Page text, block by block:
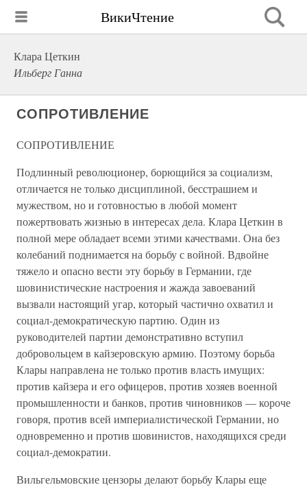
ВикиЧтение
Клара Цеткин
Ильберг Ганна
СОПРОТИВЛЕНИЕ
СОПРОТИВЛЕНИЕ
Подлинный революционер, борющийся за социализм,
отличается не только дисциплиной, бесстрашием и
мужеством, но и готовностью в любой момент
пожертвовать жизнью в интересах дела. Клара Цеткин в
полной мере обладает всеми этими качествами. Она без
колебаний поднимается на борьбу с войной. Вдвойне
тяжело и опасно вести эту борьбу в Германии, где
шовинистические настроения и жажда завоеваний
вызвали настоящий угар, который частично охватил и
социал-демократическую партию. Один из
руководителей партии демонстративно вступил
добровольцем в кайзеровскую армию. Поэтому борьба
Клары направлена не только против власть имущих:
против кайзера и его офицеров, против хозяев военной
промышленности и банков, против чиновников — короче
говоря, против всей империалистической Германии, но
одновременно и против шовинистов, находящихся среди
социал-демократии.
Вильгельмовские цензоры делают борьбу Клары еще